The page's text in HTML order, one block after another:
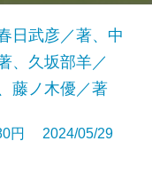
日武彦／著、中
、久坂部羊／
藤ノ木優／著
円 2024/05/29